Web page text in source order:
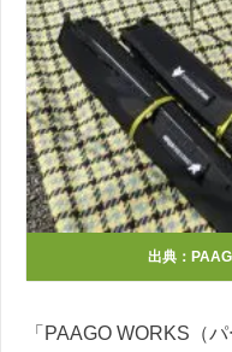
出典：
「PAAGO WORKS（